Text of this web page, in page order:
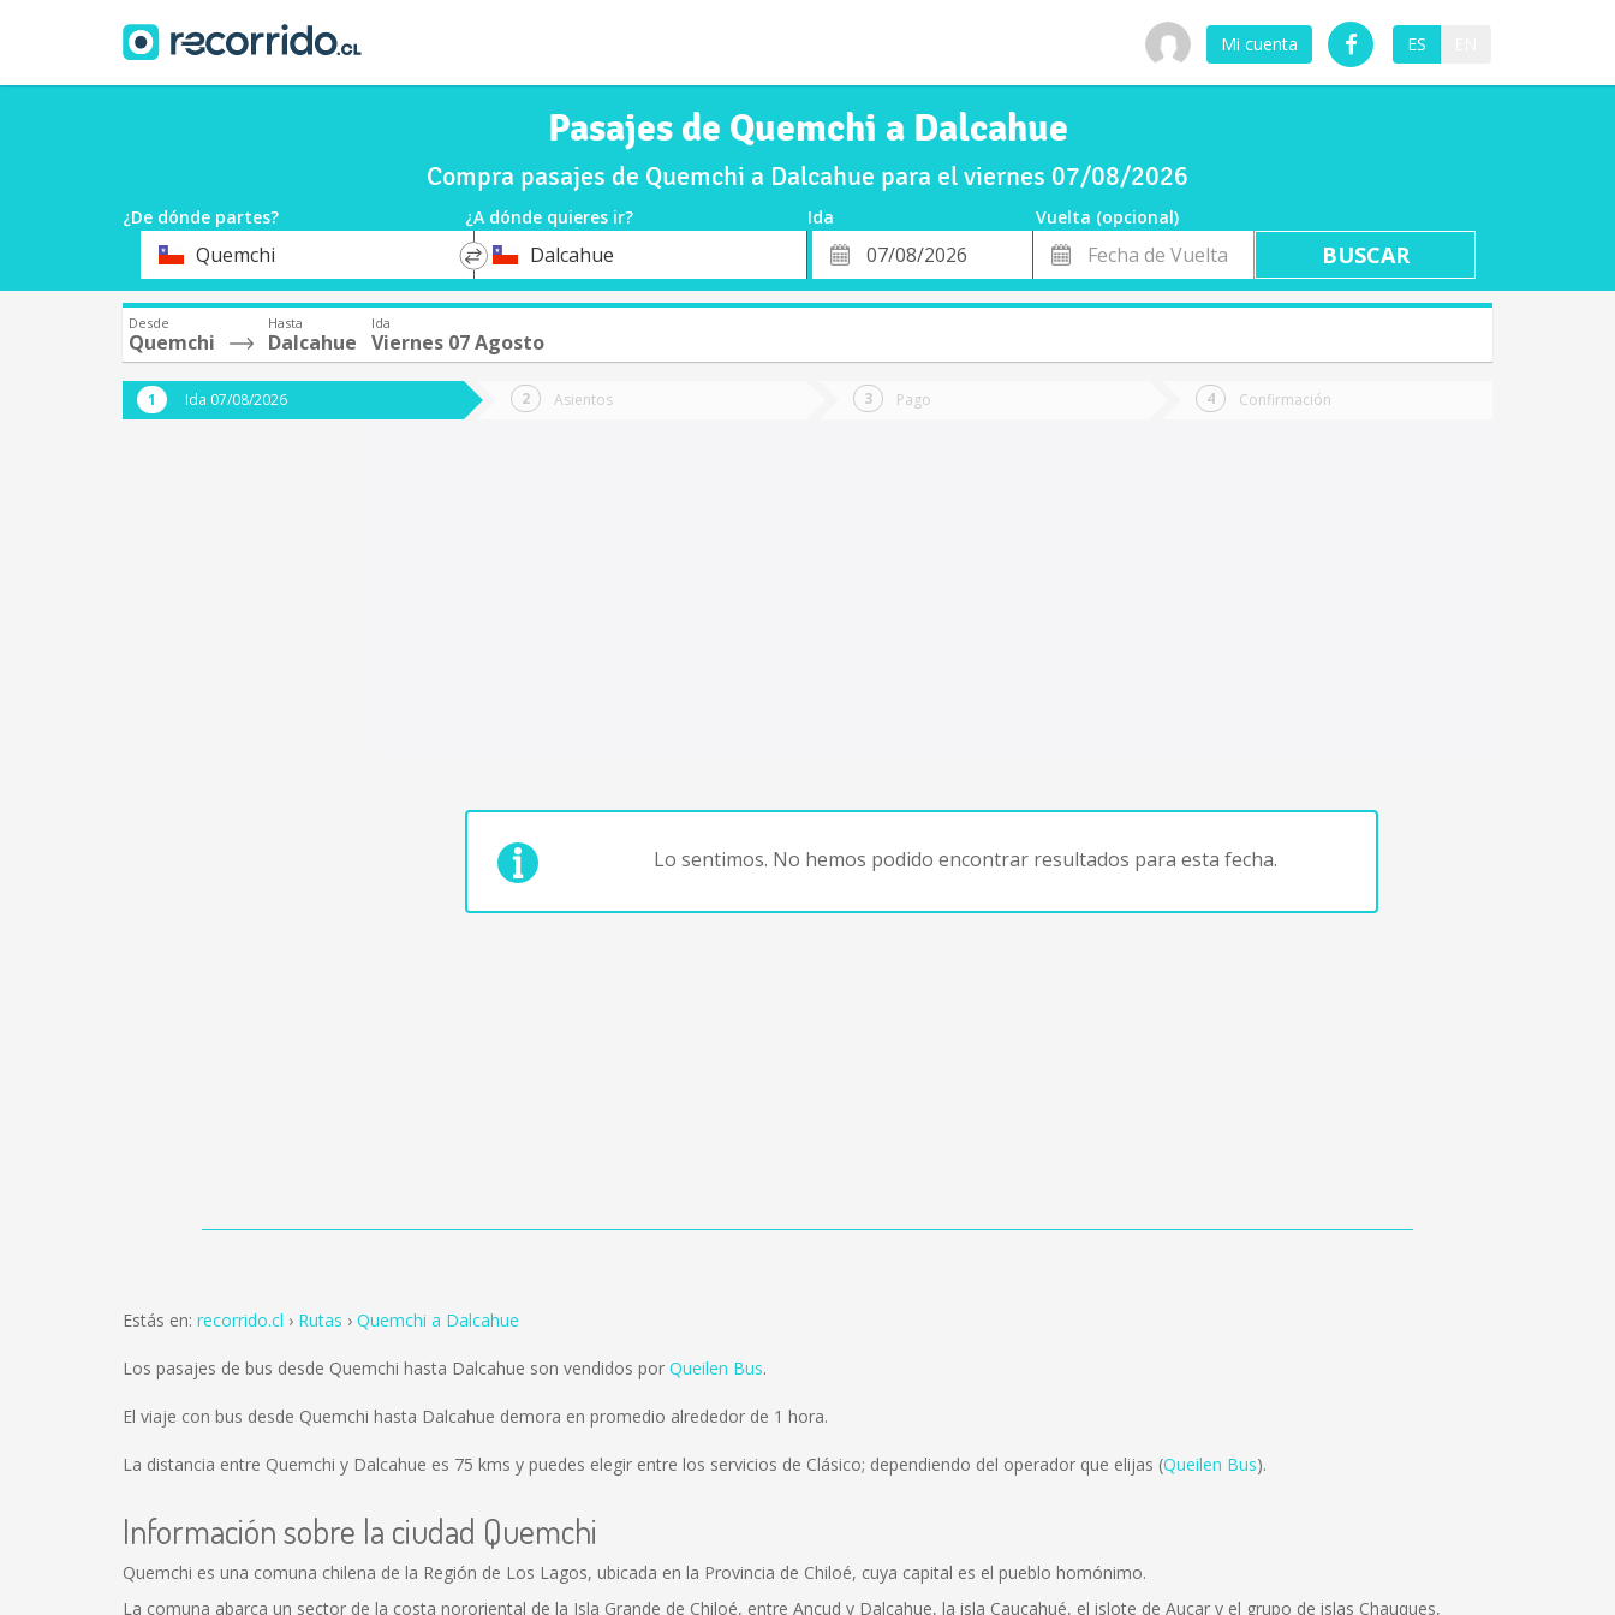
Mi cuenta ES
Pasajes de Quemchi a Dalcahue
Compra pasajes de Quemchi a Dalcahue para el viernes 07/08/2026
¿De dónde partes? ¿A dónde quieres ir? Ida
Vuelta (opcional)
OrigenQuemchi
*
DestinoDalcahue
Fecha
de
Fecha
de
Vuelta
Desde
Quemchi
Hasta
Dalcahue
Ida
Viernes 07 Agosto
Ida 07/08/2026 Asientos Pago Confirmación
Lo sentimos. No hemos podido encontrar resultados para esta fecha.
Estás en: recorrido.cl Rutas Quemchi a Dalcahue
Los pasajes de bus desde Quemchi hasta Dalcahue son vendidos por Queilen Bus.
El viaje con bus desde Quemchi hasta Dalcahue demora en promedio alrededor de 1 hora.
La distancia entre Quemchi y Dalcahue es 75 kms y puedes elegir entre los servicios de Clásico; dependiendo del operador que elijas (Queilen Bus).
Información sobre la ciudad Quemchi
Quemchi es una comuna chilena de la Región de Los Lagos, ubicada en la Provincia de Chiloé, cuya capital es el pueblo homónimo.
La comuna abarca un sector de la costa nororiental de la Isla Grande de Chiloé, entre Ancud y Dalcahue, la isla Caucahué, el islote de Aucar y el grupo de islas Chauques,